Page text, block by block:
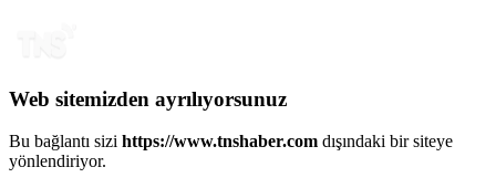
Web sitemizden ayrılıyorsunuz
Bu bağlantı sizi https://www.tnshaber.com dışındaki bir siteye
yönlendiriyor.